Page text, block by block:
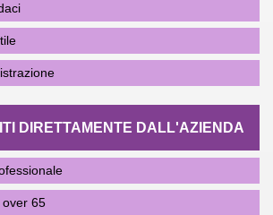
DIRETTAMENTE DALL'AZIENDA
over 65